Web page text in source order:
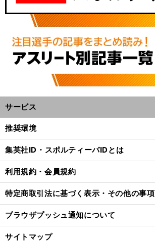
サービス
推奨環境
集英社ID・スポルティーバIDとは
利用規約・会員規約
特定商取引法に基づく表示・その他の事項
ブラウザプッシュ通知について
サイトマップ